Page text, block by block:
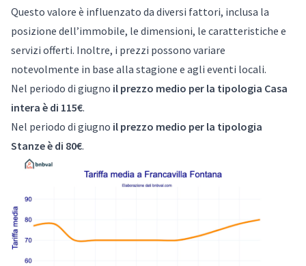
Questo valore è influenzato da diversi fattori, inclusa la
posizione dell’immobile, le dimensioni, le caratteristiche e
servizi offerti. Inoltre, i prezzi possono variare
notevolmente in base alla stagione e agli eventi locali.
Nel periodo di giugno il prezzo medio per la tipologia Casa
intera è di 115€.
Nel periodo di giugno il prezzo medio per la tipologia
Stanze è di 80€.